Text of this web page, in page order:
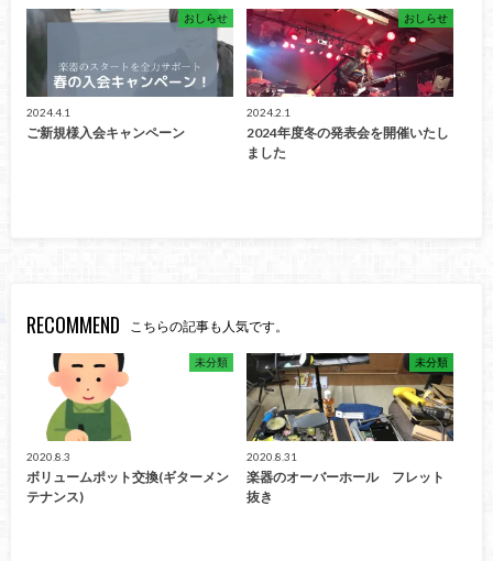
おしらせ
2024.4.1
ご新規様入会キャンペーン
おしらせ
2024.2.1
2024年度冬の発表会を開催いたし
ました
RECOMMEND こちらの記事も人気です。
未分類
2020.8.3
ボリュームポット交換(ギターメン
テナンス)
未分類
2020.8.31
楽器のオーバーホール フレット
抜き